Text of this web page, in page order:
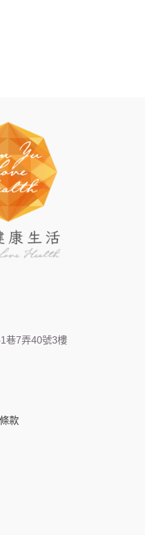
巷7弄40號3樓
款